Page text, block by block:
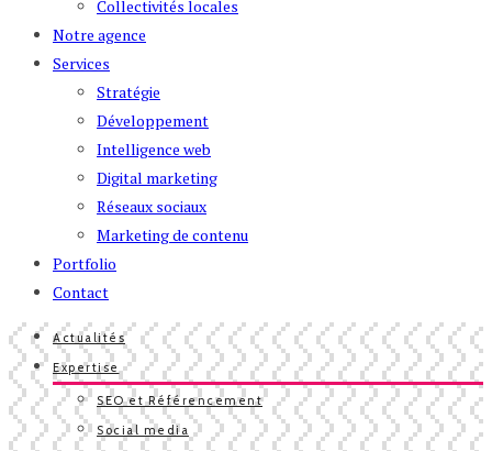
Collectivités locales
Notre agence
Services
Stratégie
Développement
Intelligence web
Digital marketing
Réseaux sociaux
Marketing de contenu
Portfolio
Contact
Actualités
Expertise
SEO et Référencement
Social media